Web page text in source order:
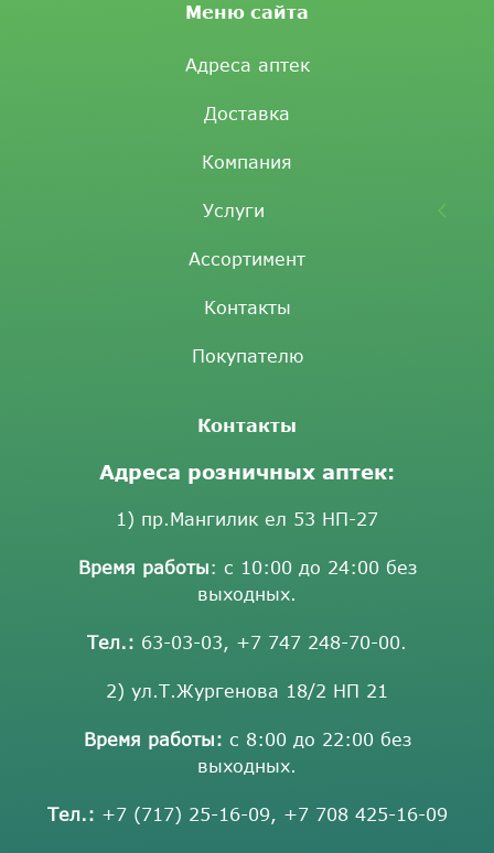
Меню сайта
Адреса аптек
Доставка
Компания
Услуги
Ассортимент
Контакты
Покупателю
Контакты
Адреса розничных аптек:
1) пр.Мангилик ел 53 НП-27
Время работы: с 10:00 до 24:00 без
выходных.
Тел.: 63-03-03, +7 747 248-70-00.
2) ул.Т.Жургенова 18/2 НП 21
Время работы: с 8:00 до 22:00 без
выходных.
Тел.: +7 (717) 25-16-09, +7 708 425-16-09